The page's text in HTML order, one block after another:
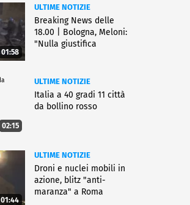
01:58
ULTIME NOTIZIE
Breaking News delle
18.00 | Bologna, Meloni:
"Nulla giustifica
02:15
ULTIME NOTIZIE
Italia a 40 gradi 11 città
da bollino rosso
01:44
ULTIME NOTIZIE
Droni e nuclei mobili in
azione, blitz "anti-
maranza" a Roma